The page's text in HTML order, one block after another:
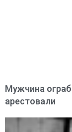
Мужчина
арестовали